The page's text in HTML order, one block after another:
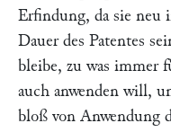
Erfindung, da sie neu
Dauer des Patentes
bleibe, zu was immer
auch anwenden will,
bloß von Anwendung